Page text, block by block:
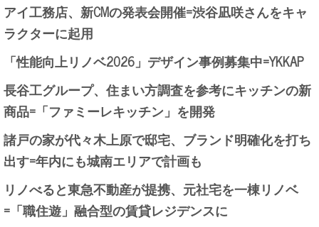
アイ工務店、新CMの発表会開催=渋谷凪咲さんをキャ
ラクターに起用
「性能向上リノベ2026」デザイン事例募集中=YKKAP
長谷工グループ、住まい方調査を参考にキッチンの新
商品=「ファミーレキッチン」を開発
諸戸の家が代々木上原で邸宅、ブランド明確化を打ち
出す=年内にも城南エリアで計画も
リノべると東急不動産が提携、元社宅を一棟リノベ
=「職住遊」融合型の賃貸レジデンスに